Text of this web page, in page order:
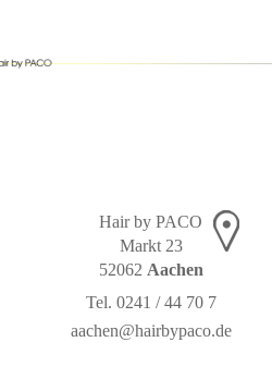
Hair by PACO
Markt 23
52062 Aachen
Tel. 0241 / 44 70 7
aachen@hairbypaco.de